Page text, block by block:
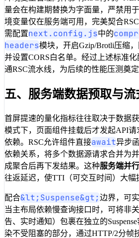
7
# 启用生产环境压缩与RSC特
8
ENV NODE_ENV
9
ENV NEXT_TELEMETRY_
10
RUN npm run build
11
# 仅复制必要运行时文件，
12
FROM node:20-alpine AS
13
WORKDIR /app
14
ENV NODE_ENV
15
COPY --from=builder /
16
COPY -- from=builder /
17
COPY --from=builder /
18
EXPOSE 3000
19
CMD ["node",
量会在构建期替换为字面量，严禁用
境变量仅在服务端可用，完美契合
需配置next.config.js中的
headers模块，开启Gzip/Brotli压缩
并设置CORS白名单。经过上述标准
通RSC流水线，为后续的性能压测奠定
五、服务端数据预取与
首屏提速的量化指标往往取决于数据
模式下，页面组件挂载后才发起API
依赖。RSC允许组件直接await异步
依赖关系，将多个数据源请求合并为
成聚合后再下发结果。这种服务端并
往返延迟，使TTI（可交互时间）大幅
配合&lt;Suspense&gt; 边界，可
当主布局依赖慢查询接口时，可将非
告、实时通知）包裹在独立的
染不受阻塞的部分，通过HTTP/2分帧